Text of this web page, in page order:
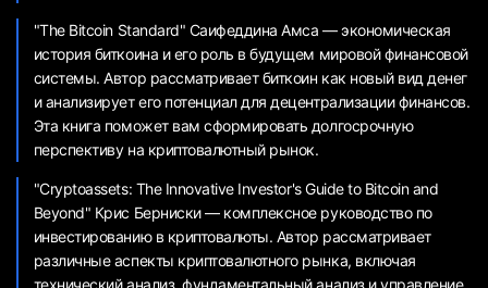
"The Bitcoin Standard" Саифеддина Амса — экономическая
история биткоина и его роль в будущем мировой финансовой
системы. Автор рассматривает биткоин как новый вид денег
и анализирует его потенциал для децентрализации финансов.
Эта книга поможет вам сформировать долгосрочную
перспективу на криптовалютный рынок.
"Cryptoassets: The Innovative Investor's Guide to Bitcoin and
Beyond" Крис Берниски — комплексное руководство по
инвестированию в криптовалюты. Автор рассматривает
различные аспекты криптовалютного рынка, включая
технический анализ, фундаментальный анализ и управление